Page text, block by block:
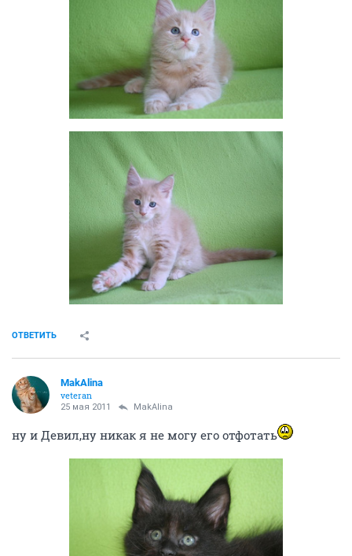
ОТВЕТИТЬ
MakAlina
veteran
25 мая 2011 MakAlina
ну и Девил,ну никак я не могу его отфотать